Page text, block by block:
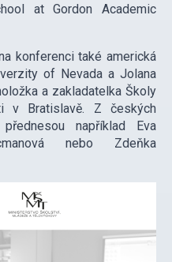
at Gordon Academic
konferenci také americká
of Nevada a Jolana
a zakladatelka Školy
v Bratislavě. Z českých
například Eva
nebo Zdeňka